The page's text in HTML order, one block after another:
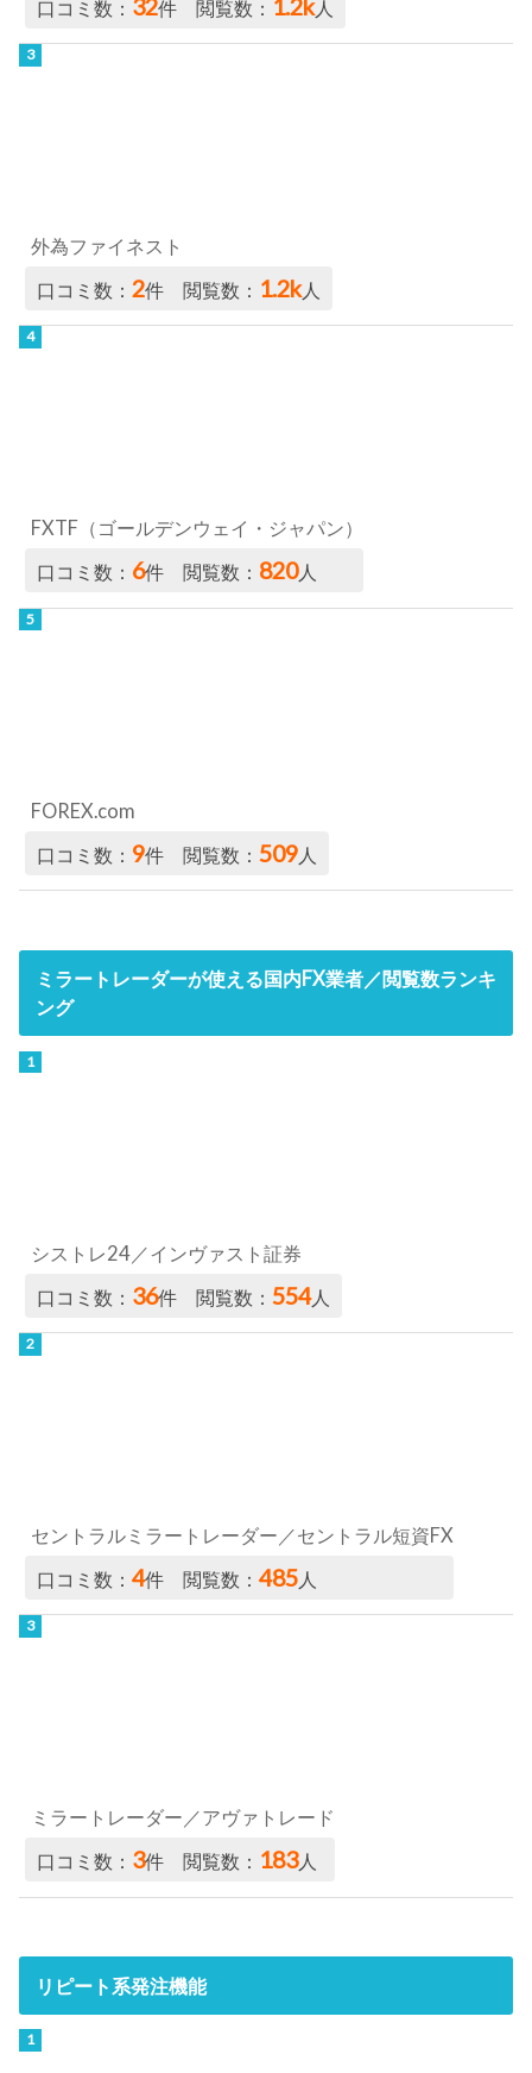
口コミ数： 件 閲覧数： 人
外為ファイネスト
口コミ数：2件 閲覧数： 1.2k人
FXTF（ゴールデンウェイ・ジャパン）
口コミ数： 6件 閲覧数： 820人
FOREX.com
口コミ数： 9件 閲覧数：509 人
ミラートレーダーが使える国内FX業者／閲覧数ランキ
ング
シストレ24／インヴァスト証券
口コミ数： 36件 閲覧数：554人
セントラルミラートレーダー／セントラル短資FX
口コミ数：4件 閲覧数：485人
ミラートレーダー／アヴァトレード
口コミ数： 3件 閲覧数： 183人
リピート系発注機能